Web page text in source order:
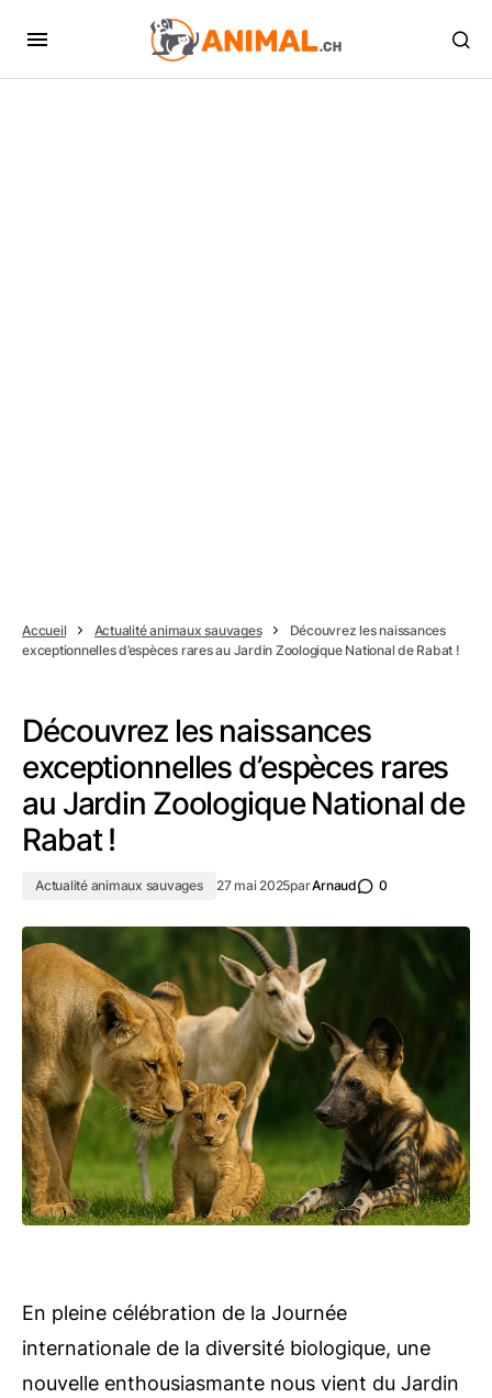
Accueil Actualité animaux sauvages
Découvrez les naissances
exceptionnelles d’espèces rares au Jardin Zoologique National de Rabat !
Découvrez les naissances
exceptionnelles d’espèces rares
au Jardin Zoologique National de
Rabat !
Actualité animaux sauvages 27 mai 2025parArnaud 0
En pleine célébration de la Journée
internationale de la diversité biologique, une
nouvelle enthousiasmante nous vient du Jardin